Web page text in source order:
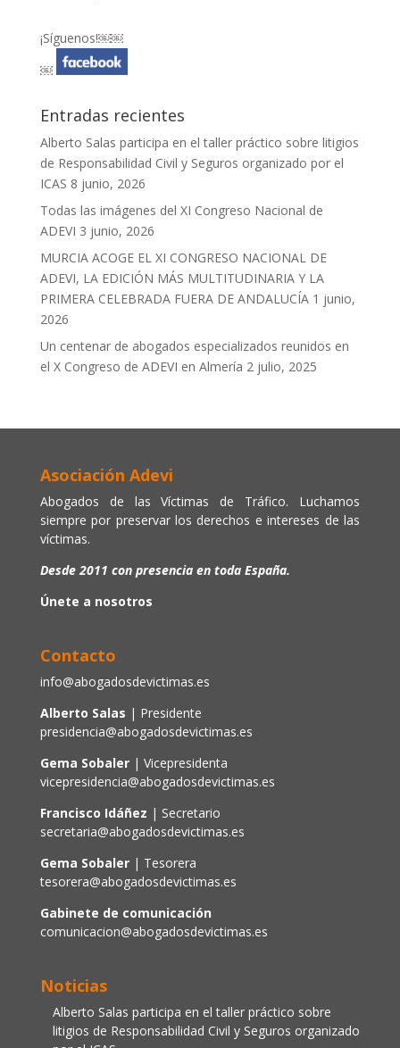
¡Síguenos!￼￼
￼
Entradas recientes
Alberto Salas participa en el taller práctico sobre litigios
de Responsabilidad Civil y Seguros organizado por el
ICAS 8 junio, 2026
Todas las imágenes del XI Congreso Nacional de
ADEVI 3 junio, 2026
MURCIA ACOGE EL XI CONGRESO NACIONAL DE
ADEVI, LA EDICIÓN MÁS MULTITUDINARIA Y LA
PRIMERA CELEBRADA FUERA DE ANDALUCÍA 1 junio,
2026
Un centenar de abogados especializados reunidos en
el X Congreso de ADEVI en Almería 2 julio, 2025
Asociación Adevi
Abogados de las Víctimas de Tráfico. Luchamos
siempre por preservar los derechos e intereses de las
víctimas.
Desde 2011 con presencia en toda España.
Únete a nosotros
Contacto
info@abogadosdevictimas.es
Alberto Salas | Presidente
presidencia@abogadosdevictimas.es
Gema Sobaler | Vicepresidenta
vicepresidencia@abogadosdevictimas.es
Francisco Idáñez | Secretario
secretaria@abogadosdevictimas.es
Gema Sobaler| Tesorera
tesorera@abogadosdevictimas.es
Gabinete de comunicación
comunicacion@abogadosdevictimas.es
Noticias
Alberto Salas participa en el taller práctico sobre
litigios de Responsabilidad Civil y Seguros organizado